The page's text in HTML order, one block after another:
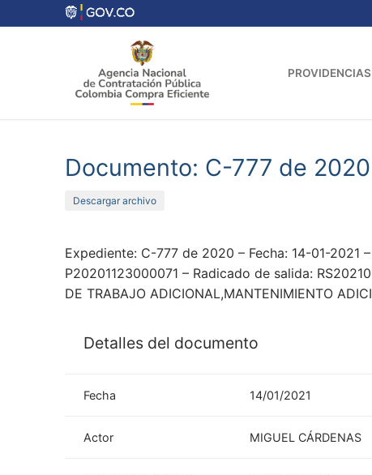
al
Documento: C-777 de 2020
Descargar archivo
Expediente: C-777 de 2020 – Fecha: 14-01-2021
P20201123000071 – Radicado de salida:
DE TRABAJO ADICIONAL,MANTENIMIENTO
Detalles del documento
Fecha 14/01/2021
Actor MIGUEL CÁRDENAS